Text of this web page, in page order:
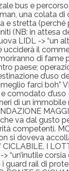
bus e
una colata
e stretta (perché
(NB: in attesa
LIDL -> “un
il
di fame
paese;
d’uso
farci boh”
comodato d’uso
di un immobile
va dal gusto
competenti.
si doveva
I
“un’inutile
guard rail di